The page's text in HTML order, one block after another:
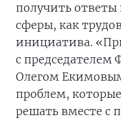
получить
сферы, как
инициатива.
с председателем
Олегом
проблем,
решать вместе с